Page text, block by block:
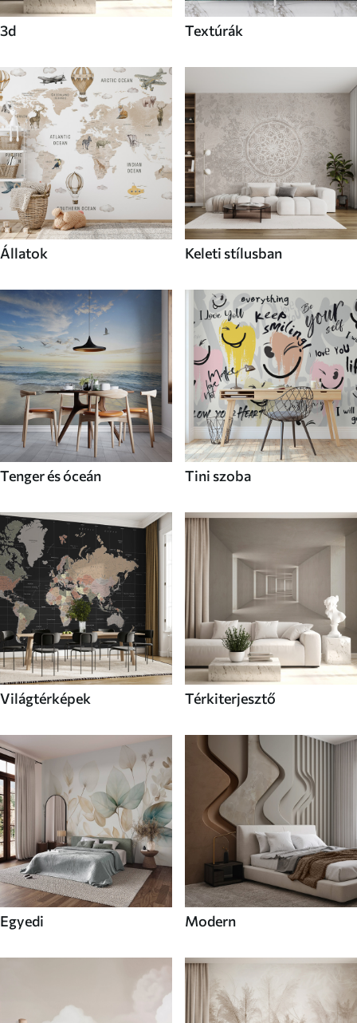
3d Textúrák
Állatok Keleti stílusban
Tenger és óceán Tini szoba
Világtérképek Térkiterjesztő
Egyedi Modern